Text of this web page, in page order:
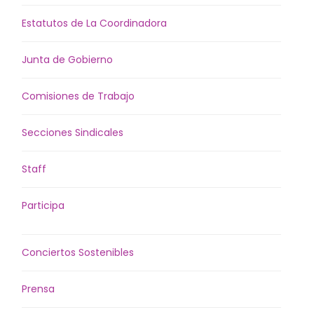
Estatutos de La Coordinadora
Junta de Gobierno
Comisiones de Trabajo
Secciones Sindicales
Staff
Participa
Conciertos Sostenibles
Prensa